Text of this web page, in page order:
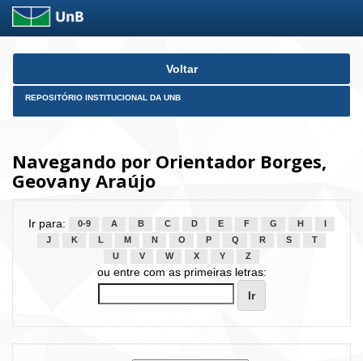
Skip
Voltar
REPOSITÓRIO INSTITUCIONAL DA UNB
Navegando por Orientador Borges,
Geovany Araújo
Ir para: 0-9 A B C D E F G H
J
K L M N O P Q R S
T
U
V W X Y Z
ou entre com as primeiras letras: